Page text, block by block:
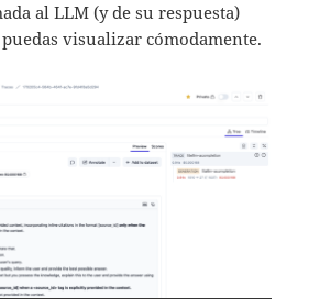
al LLM (y de su respuesta)
visualizar cómodamente.